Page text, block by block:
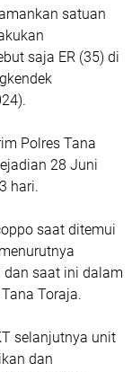
satuan
saja ER (35) di
Polres Tana
28 Juni
hari.
saat ditemui
dan saat ini dalam
Toraja.
selanjutnya unit
dan